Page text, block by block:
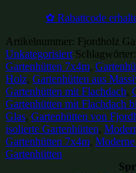
✿ Rabattcode
Artikelnummer: Fjordholz
Unkategorisiert Schlagwörter:
Gartenhütten 7x4m,
Holz, Gartenhütten aus
Gartenhütten mit Flachdach,
Gartenhütten mit Flachdach
Glas, Gartenhütten von
isolierte Gartenhütten,
Gartenhütten 7x4m,
Gartenhütten